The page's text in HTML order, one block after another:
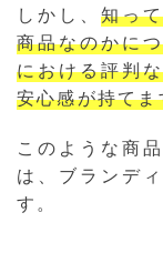
しかし、知っ
商品なのかに
における評判
安心感が持て
このような商
は、ブランデ
す。